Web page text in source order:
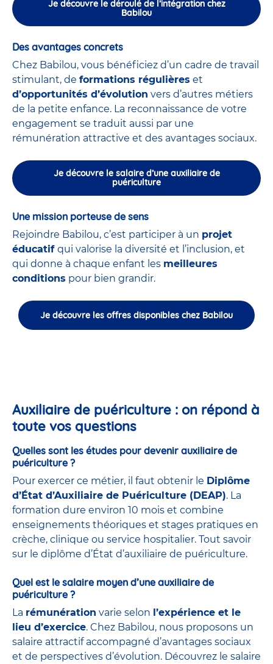
Je découvre le déroulé de l’intégration chez
Babilou
Des avantages concrets
Chez Babilou, vous bénéficiez d’un cadre de travail
stimulant, de formations régulières et
d’opportunités d’évolution vers d’autres métiers
de la petite enfance. La reconnaissance de votre
engagement se traduit aussi par une
rémunération attractive et des avantages sociaux.
Je découvre le salaire d’une auxiliaire de
puériculture
Une mission porteuse de sens
Rejoindre Babilou, c’est participer à un projet
éducatif qui valorise la diversité et l’inclusion, et
qui donne à chaque enfant les meilleures
conditions pour bien grandir.
Je découvre les offres disponibles chez Babilou
Auxiliaire de puériculture : on répond à
toute vos questions
Quelles sont les études pour devenir auxiliaire de
puériculture ?
Pour exercer ce métier, il faut obtenir le Diplôme
d’État d’Auxiliaire de Puériculture (DEAP). La
formation dure environ 10 mois et combine
enseignements théoriques et stages pratiques en
crèche, clinique ou service hospitalier. Tout savoir
sur le diplôme d’État d’auxiliaire de puériculture.
Quel est le salaire moyen d’une auxiliaire de
puériculture ?
La rémunération varie selon l’expérience et le
lieu d’exercice. Chez Babilou, nous proposons un
salaire attractif accompagné d’avantages sociaux
et de perspectives d’évolution. Découvrez le salaire